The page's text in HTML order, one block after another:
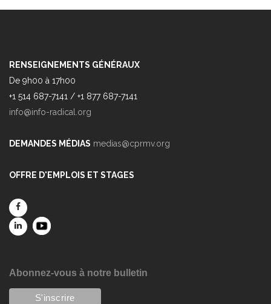
RENSEIGNEMENTS GÉNÉRAUX
De 9h00 à 17h00
+1 514 687-7141 / +1 877 687-7141
info@info-radical.org
DEMANDES MÉDIAS medias@cprmv.org
OFFRE D'EMPLOIS ET STAGES
Abonnez-vous à notre bulletin